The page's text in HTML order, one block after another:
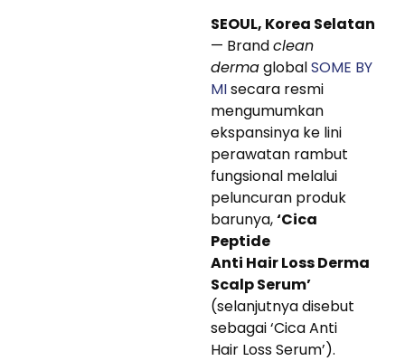
SEOUL, Korea Selatan
— Brandclean
dermaglobalSOME BY
MIsecara resmi
mengumumkan
ekspansinya ke lini
perawatan rambut
fungsional melalui
peluncuran produk
barunya,‘Cica
Peptide
Anti Hair Loss Derma
Scalp Serum’
(selanjutnya disebut
sebagai ‘Cica Anti
Hair Loss Serum’).